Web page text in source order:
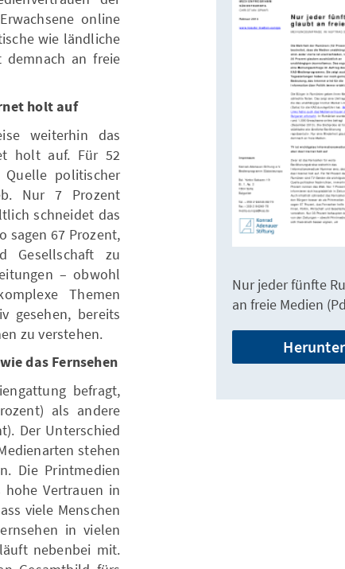
online
wie ländliche
demnach an freie
holt auf
weiterhin das
holt auf. Für 52
Quelle politischer
Nur 7 Prozent
schneidet das
sagen 67 Prozent,
Gesellschaft zu
– obwohl
Themen
gesehen, bereits
zu verstehen.
das Fernsehen
befragt,
als andere
Der Unterschied
stehen
Die Printmedien
Vertrauen in
viele Menschen
in vielen
nebenbei mit.
Nur jeder fünfte
an freie Medien